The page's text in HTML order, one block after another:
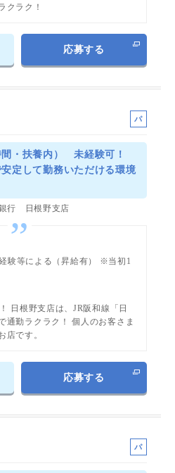
クラク！
応募する
パ
間・扶養内） 未経験可！
定して勤務いただける環境
行 日根野支店
験等による（昇給有） ※当初1
日根野支店は、JR阪和線「日
通勤ラクラク！ 個人のお客さま
店です。
応募する
パ